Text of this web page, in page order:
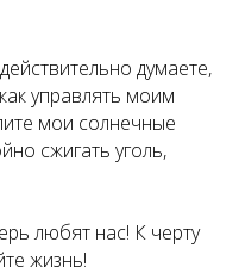
думаете,
управлять моим
мои солнечные
сжигать уголь,
любят нас! К черту
жизнь!